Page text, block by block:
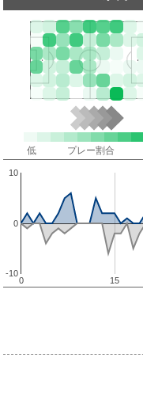
低 プレー割合
0 15
-10
0
10